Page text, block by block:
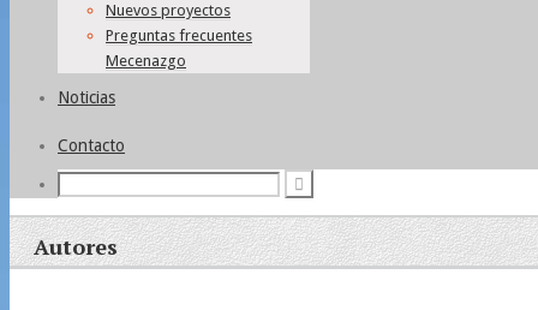
Nuevos proyectos
Preguntas frecuentes
Mecenazgo
Noticias
Contacto
Autores